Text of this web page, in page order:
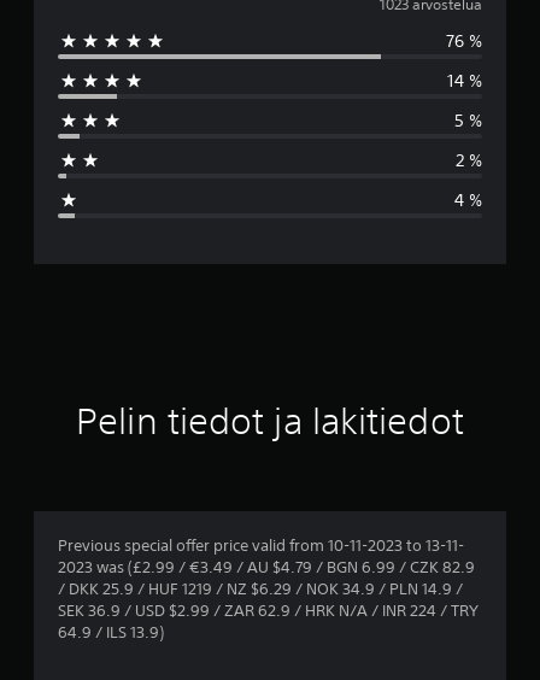
s
k
a
v
.
t
ä
76 %
14 %
5 %
2 %
4 %
Pelin tiedot ja lakitiedot
Previous special offer price valid from 10-11-2023 to 13-11-
2023 was (£2.99 / €3.49 / AU $4.79 / BGN 6.99 / CZK 82.9
/ DKK 25.9 / HUF 1219 / NZ $6.29 / NOK 34.9 / PLN 14.9 /
SEK 36.9 / USD $2.99 / ZAR 62.9 / HRK N/A / INR 224 / TRY
64.9 / ILS 13.9)